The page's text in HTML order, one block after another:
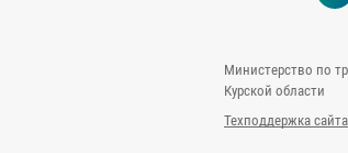
Министерство по
Курской области
Техподдержка сайта